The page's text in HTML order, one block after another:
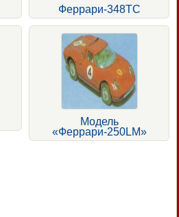
Феррари-348ТС
Модель
«Феррари-250LМ»